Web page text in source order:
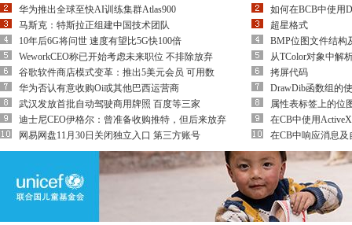
华为推出全球至快AI训练集群Atlas900
马斯克：特斯拉正组建中国技术团队
10年后6G将问世 速度有望比5G快100倍
WeworkCEO称已开始考虑未来职位 不排除放弃
谷歌软件商店模式变革：推出5美元会员 可用数
华为否认有意收购Oi或其他巴西运营商
武汉发放首批自动驾驶商用牌照 百度等三家
迪士尼CEO伊格尔：曾准备收购推特，但后来放弃
网易网盘11月30日关闭独立入口 第三方账号
如何在BCB中使用
超星格式
BMP位图文件结构
从TColor对象中解
拷屏代码
DrawDib函数组的
属性表标签上的位
在CB中使用
在CB中响应消息及